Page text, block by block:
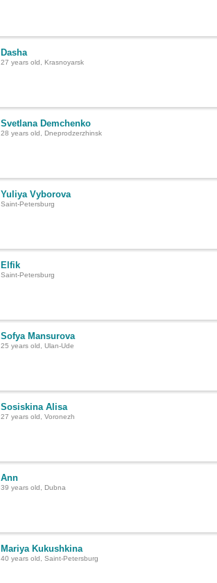
Dasha
27 years old, Krasnoyarsk
Svetlana Demchenko
28 years old, Dneprodzerzhinsk
Yuliya Vyborova
Saint-Petersburg
Elfik
Saint-Petersburg
Sofya Mansurova
25 years old, Ulan-Ude
Sosiskina Alisa
27 years old, Voronezh
Ann
39 years old, Dubna
Mariya Kukushkina
40 years old, Saint-Petersburg